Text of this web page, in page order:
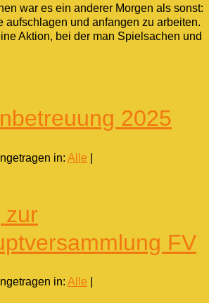
war es ein anderer Morgen als sonst:
aufschlagen und anfangen zu arbeiten.
Aktion, bei der man Spielsachen und
2025
in: Alle
zur
FV
in: Alle